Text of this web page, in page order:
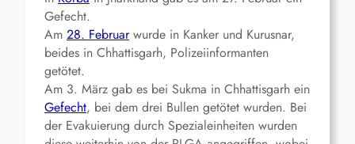
Gefecht.
Am 28. Februarwurde in Kanker und Kurusnar,
beides in Chhattisgarh, Polizeiinformanten
getötet.
Am 3. März gab es bei Sukma in Chhattisgarh ein
Gefecht, bei dem drei Bullen getötet wurden. Bei
der Evakuierung durch Spezialeinheiten wurden